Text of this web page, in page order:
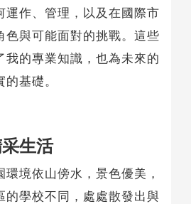
運作、管理，以及在國際市
色與可能面對的挑戰。這些
我的專業知識，也為未來的
基礎。
生活
境依山傍水，景色優美，
的學校不同，處處散發出與